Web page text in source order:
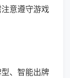
意遵守游戏
、智能出牌